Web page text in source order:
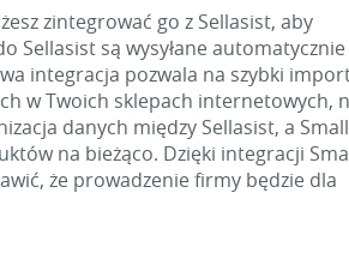
zintegrować go z Sellasist, aby
Sellasist są wysyłane automatycznie
integracja pozwala na szybki
w Twoich sklepach internetowych,
danych między Sellasist, a Small
na bieżąco. Dzięki integracji
że prowadzenie firmy będzie dla